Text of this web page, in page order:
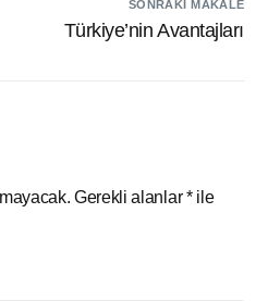
SONRAKI MAKALE
Türkiye’nin Avantajları
Gerekli alanlar*ile